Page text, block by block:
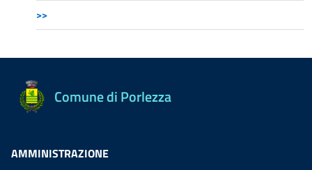
>>
Comune di Porlezza
AMMINISTRAZIONE